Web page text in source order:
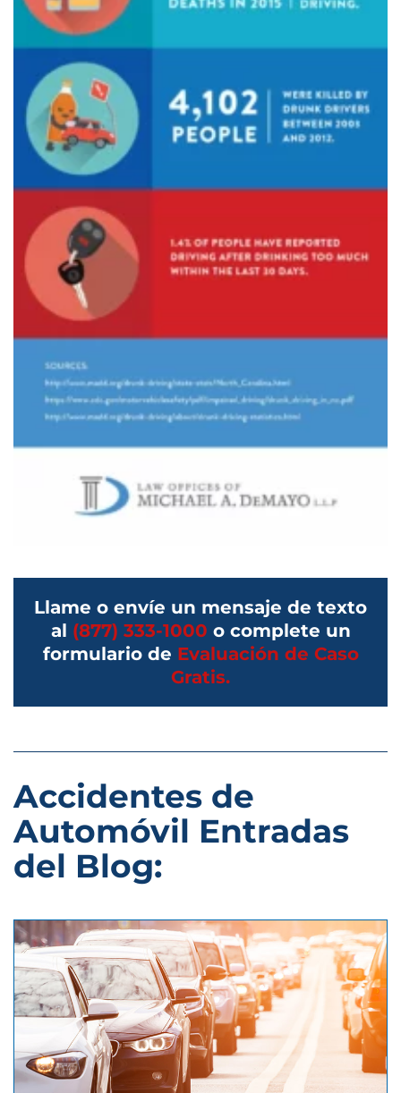
Llame o envíe un mensaje de texto
al (877) 333-1000 o complete un
formulario de Evaluación de Caso
Gratis.
Accidentes de
Automóvil Entradas
del Blog: